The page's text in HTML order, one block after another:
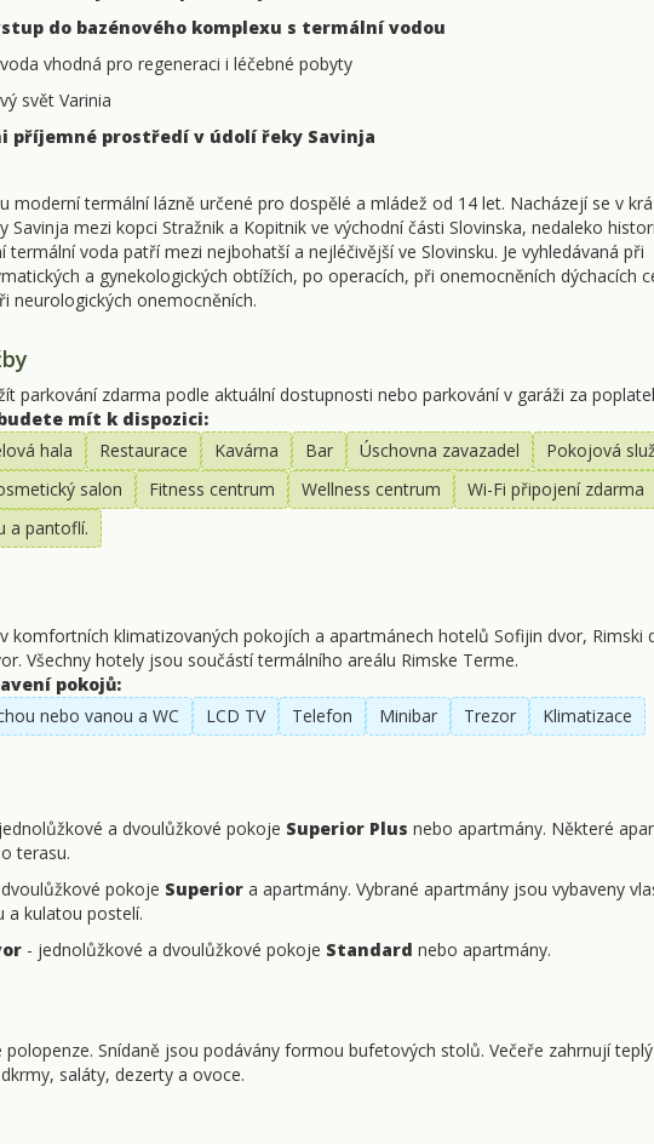
do bazénového komplexu s termální vodou
vhodná pro regeneraci i léčebné pobyty
svět Varinia
příjemné prostředí v údolí řeky Savinja
moderní termální lázně určené pro dospělé a mládež od 14 let. Nacházejí se v
Savinja mezi kopci Stražnik a Kopitnik ve východní části Slovinska, nedaleko
termální voda patří mezi nejbohatší a nejléčivější ve Slovinsku. Je vyhledávaná při
a gynekologických obtížích, po operacích, při onemocněních dýchacích
neurologických onemocněních.
parkování zdarma podle aktuální dostupnosti nebo parkování v garáži za
mít k dispozici:
hala Restaurace Kavárna Bar Úschovna zavazadel
Pokojová
salon Fitness centrum Wellness centrum
Wi-Fi připojení zdarma
a pantoflí.
komfortních klimatizovaných pokojích a apartmánech hotelů Sofijin dvor, Rimski
Všechny hotely jsou součástí termálního areálu Rimske Terme.
pokojů:
nebo vanou a WC
LCD TV Telefon Minibar Trezor
Klimatizace
a dvoulůžkové pokoje Superior Plus nebo apartmány. Některé
terasu.
pokoje Superior a apartmány. Vybrané apartmány jsou vybaveny
a kulatou postelí.
- jednolůžkové a dvoulůžkové pokoje Standard nebo apartmány.
Snídaně jsou podávány formou bufetových stolů. Večeře zahrnují
saláty, dezerty a ovoce.